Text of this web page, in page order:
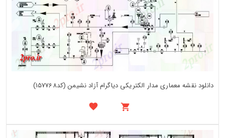
دانلود نقشه معماری مدار الکتریکی دیاگرام آزاد نشیمن (کد157768)